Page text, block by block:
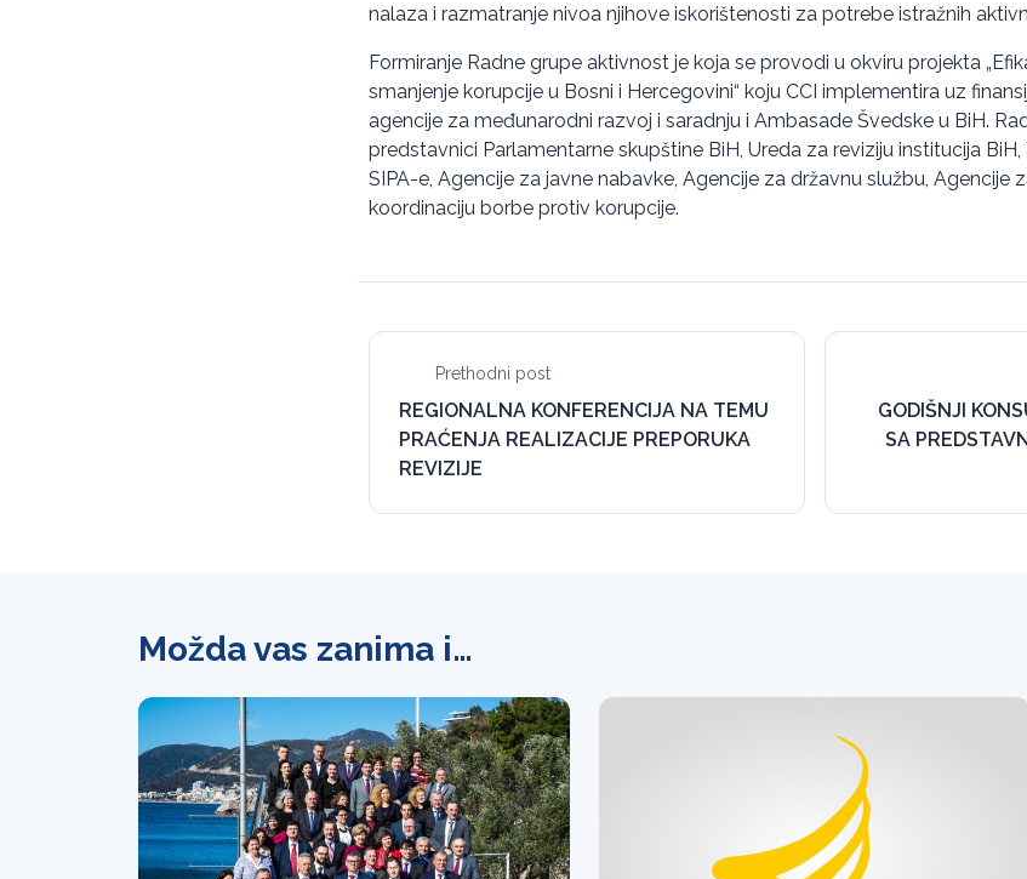
nalaza i razmatranje nivoa njihove iskorištenosti za potrebe istražnih
Formiranje Radne grupe aktivnost je koja se provodi u okviru projekta
smanjenje korupcije u Bosni i Hercegovini“ koju CCI implementira uz
agencije za međunarodni razvoj i saradnju i Ambasade Švedske u BiH.
predstavnici Parlamentarne skupštine BiH, Ureda za reviziju institucija BiH,
SIPA-e, Agencije za javne nabavke, Agencije za državnu službu, Agencije
koordinaciju borbe protiv korupcije.
Prethodni post
REGIONALNA KONFERENCIJA NA TEMU
PRAĆENJA REALIZACIJE PREPORUKA
REVIZIJE
GODIŠNJI
SA
Možda vas zanima i…